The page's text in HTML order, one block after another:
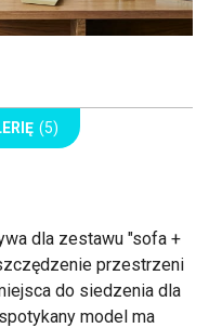
(5)
dla zestawu "sofa +
przestrzeni
do siedzenia dla
model ma